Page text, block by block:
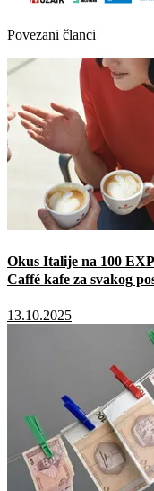
Povezani članci
Okus Italije na 100
Caffé kafe za svakog
13.10.2025